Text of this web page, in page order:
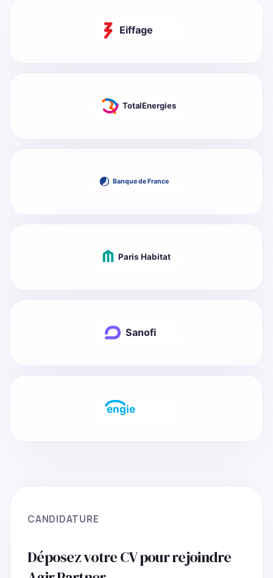
CANDIDATURE
Déposez votre CV pour rejoindre